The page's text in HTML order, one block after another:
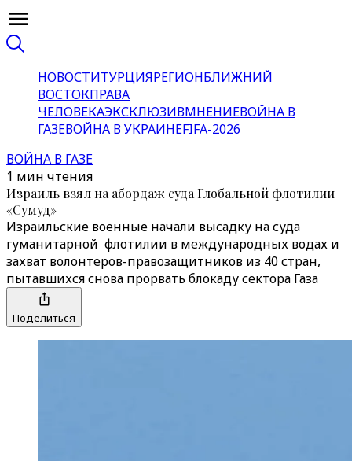
НОВОСТИТУРЦИЯРЕГИОНБЛИЖНИЙ
ВОСТОКПРАВА
ЧЕЛОВЕКАЭКСКЛЮЗИВМНЕНИЕВОЙНА В
ГАЗЕВОЙНА В УКРАИНЕFIFA-2026
ВОЙНА В ГАЗЕ
1 мин чтения
Израиль взял на абордаж суда Глобальной флотилии
«Сумуд»
Израильские военные начали высадку на суда
гуманитарной флотилии в международных водах и
захват волонтеров-правозащитников из 40 стран,
пытавшихся снова прорвать блокаду сектора Газа
Поделиться